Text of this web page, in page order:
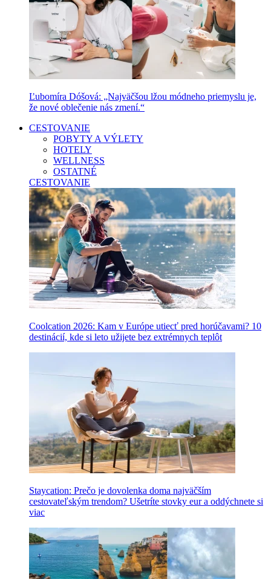
Ľubomíra Dóšová: „Najväčšou lžou módneho priemyslu je,
že nové oblečenie nás zmení.“
CESTOVANIE
POBYTY A VÝLETY
HOTELY
WELLNESS
OSTATNÉ
CESTOVANIE
Coolcation 2026: Kam v Európe utiecť pred horúčavami? 10
destinácií, kde si leto užijete bez extrémnych teplôt
Staycation: Prečo je dovolenka doma najväčším
cestovateľským trendom? Ušetríte stovky eur a oddýchnete si
viac